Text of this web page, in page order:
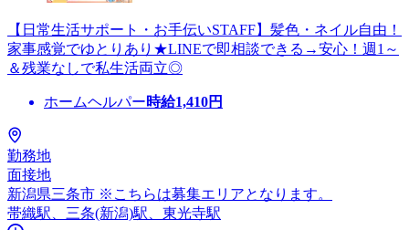
【日常生活サポート・お手伝いSTAFF】髪色・ネイル自由！
家事感覚でゆとりあり★LINEで即相談できる→安心！週1～
＆残業なしで私生活両立◎
ホームヘルパー時給1,410円
勤務地
面接地
新潟県三条市 ※こちらは募集エリアとなります。
帯織駅、三条(新潟)駅、東光寺駅